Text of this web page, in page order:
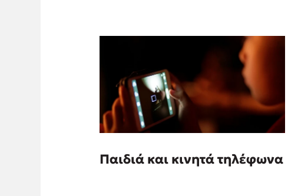
Παιδιά και κινητά τηλέφωνα